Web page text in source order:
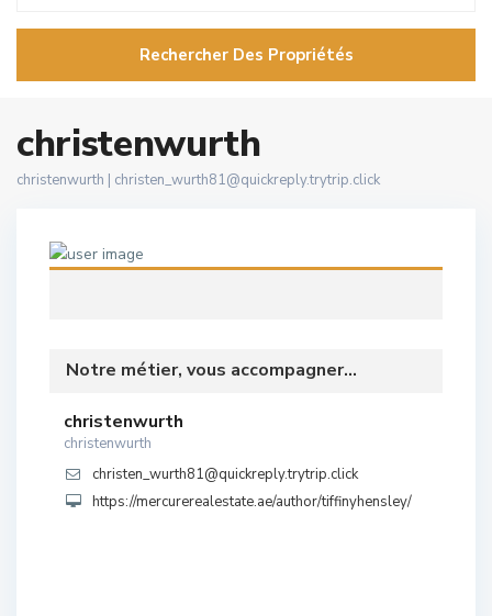
Rechercher Des Propriétés
christenwurth
christenwurth | christen_wurth81@quickreply.trytrip.click
Notre métier, vous accompagner...
christenwurth
christenwurth
christen_wurth81@quickreply.trytrip.click
https://mercurerealestate.ae/author/tiffinyhensley/